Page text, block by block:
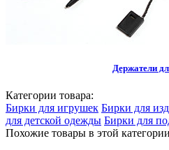
Держатели
Категории товара:
Бирки для игрушек Бирки для
для детской одежды Бирки для
Похожие товары в этой категории